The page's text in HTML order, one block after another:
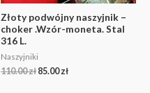
Złoty podwójny naszyjnik –
choker .Wzór-moneta. Stal
316 L.
Naszyjniki
110.00zł 85.00zł